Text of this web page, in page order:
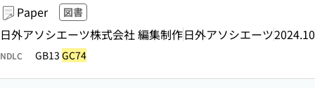
Paper 図書
日外アソシエーツ株式会社 編集制作日外アソシエーツ2024.10
NDLC GB13 GC74